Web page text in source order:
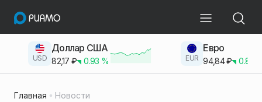
USD
Доллар США
82,17 ₽ 0.93 % EUR
Евро
94,84₽ 0.83
Главная Новости